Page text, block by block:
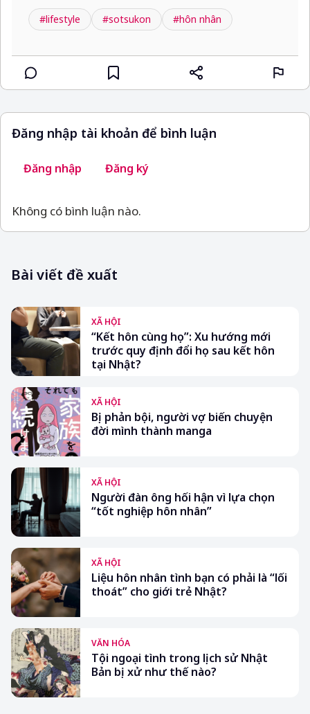
#lifestyle #sotsukon #hôn nhân
Đăng nhập tài khoản để bình luận
Đăng nhập Đăng ký
Không có bình luận nào.
Bài viết đề xuất
XÃ HỘI
“Kết hôn cùng họ”: Xu hướng mới
trước quy định đổi họ sau kết hôn
tại Nhật?
XÃ HỘI
Bị phản bội, người vợ biến chuyện
đời mình thành manga
XÃ HỘI
Người đàn ông hối hận vì lựa chọn
“tốt nghiệp hôn nhân”
XÃ HỘI
Liệu hôn nhân tình bạn có phải là “lối
thoát” cho giới trẻ Nhật?
VĂN HÓA
Tội ngoại tình trong lịch sử Nhật
Bản bị xử như thế nào?